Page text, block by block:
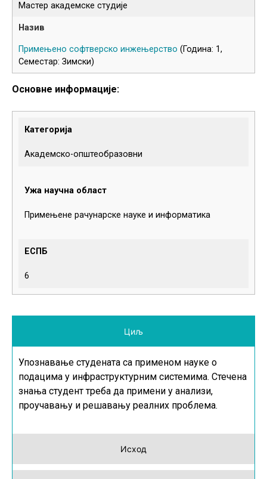
Мастер академске студије
Примењено софтверско инжењерство (Година: 1,
Семестар: Зимски)
Основне информације:
Категорија
Академско-општеобразовни
Ужа научна област
Примењене рачунарске науке и информатика
ЕСПБ
6
Циљ
Исход
Упознавање студената са применом науке о
подацима у инфраструктурним системима. Стечена
знања студент треба да примени у анализи,
проучавању и решавању реалних проблема.